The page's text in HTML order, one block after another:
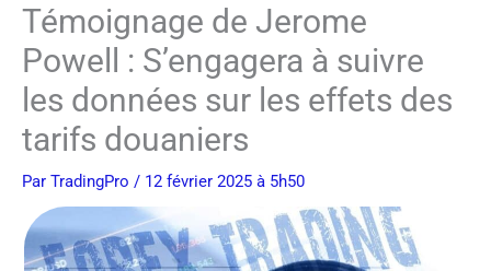
Témoignage de Jerome
Powell : S’engagera à suivre
les données sur les effets des
tarifs douaniers
Par TradingPro / 12 février 2025 à 5h50